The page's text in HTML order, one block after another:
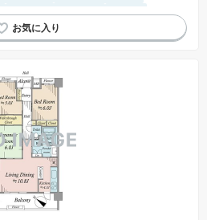
リフォーム済み物件
食洗機